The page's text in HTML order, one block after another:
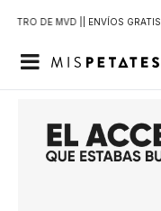
DE MVD | | ENVÍOS GRATIS
